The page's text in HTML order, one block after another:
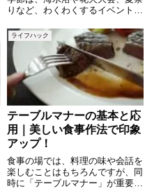
りなど、わくわくするイベントが
て「今日は何の日？」と考える
と、意外な記念日や歴史的な出来
事が見えてきます。今日は、そん
な「7月5日」にまつわる雑学や
歴
ライフハック
テーブルマナーの基本と応
用｜美しい食事作法で印象
アップ！
食事の場では、料理の味や会話を
楽しむことはもちろんですが、同
時に「テーブルマナー」が重要視